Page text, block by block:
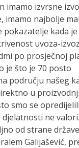
imamo izvrsne
imamo najbolje
pokazatelje kada je
uvoza-
po prosječnoj
je što je 70 posto
području našeg
u
smo se
ne
od strane
Galijašević,